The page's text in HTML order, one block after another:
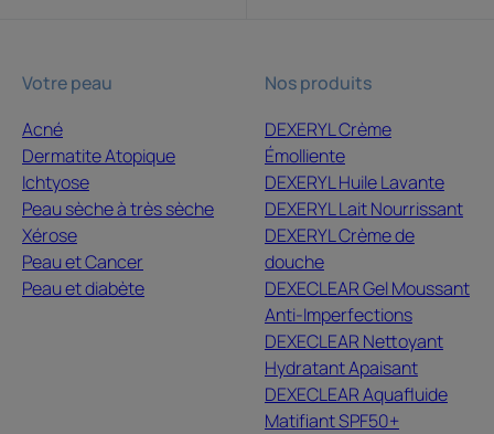
Votre peau
Acné
Dermatite Atopique
Ichtyose
Peau sèche à très sèche
Xérose
Peau et Cancer
Peau et diabète
Nos produits
DEXERYL Crème
Émolliente
DEXERYL Huile Lavante
DEXERYL Lait Nourrissant
DEXERYL Crème de
douche
DEXECLEAR Gel Moussant
Anti-Imperfections
DEXECLEAR Nettoyant
Hydratant Apaisant
DEXECLEAR Aquafluide
Matifiant SPF50+